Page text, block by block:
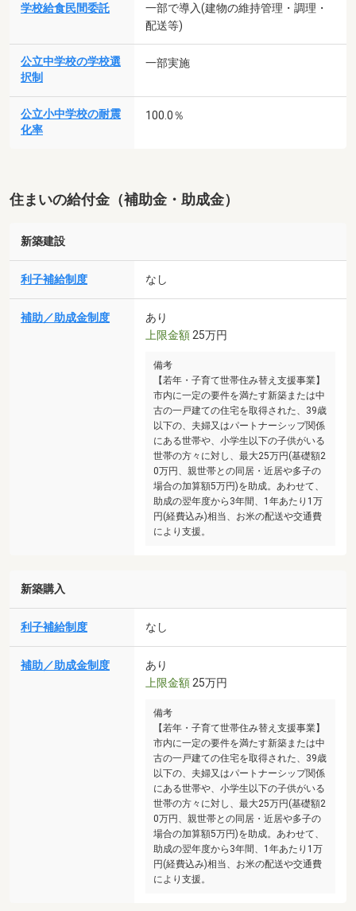
学校給食民間委託
一部で導入(建物の維持管理・調理・
配送等)
公立中学校の学校選
択制
一部実施
公立小中学校の耐震
化率
100.0％
住まいの給付金（補助金・助成金）
新築建設
利子補給制度 なし
補助／助成金制度
あり
上限金額 25万円
備考
【若年・子育て世帯住み替え支援事業】
市内に一定の要件を満たす新築または中
古の一戸建ての住宅を取得された、39歳
以下の、夫婦又はパートナーシップ関係
にある世帯や、小学生以下の子供がいる
世帯の方々に対し、最大25万円(基礎額2
0万円、親世帯との同居・近居や多子の
場合の加算額5万円)を助成。あわせて、
助成の翌年度から3年間、1年あたり1万
円(経費込み)相当、お米の配送や交通費
により支援。
新築購入
利子補給制度 なし
補助／助成金制度
あり
上限金額 25万円
備考
【若年・子育て世帯住み替え支援事業】
市内に一定の要件を満たす新築または中
古の一戸建ての住宅を取得された、39歳
以下の、夫婦又はパートナーシップ関係
にある世帯や、小学生以下の子供がいる
世帯の方々に対し、最大25万円(基礎額2
0万円、親世帯との同居・近居や多子の
場合の加算額5万円)を助成。あわせて、
助成の翌年度から3年間、1年あたり1万
円(経費込み)相当、お米の配送や交通費
により支援。